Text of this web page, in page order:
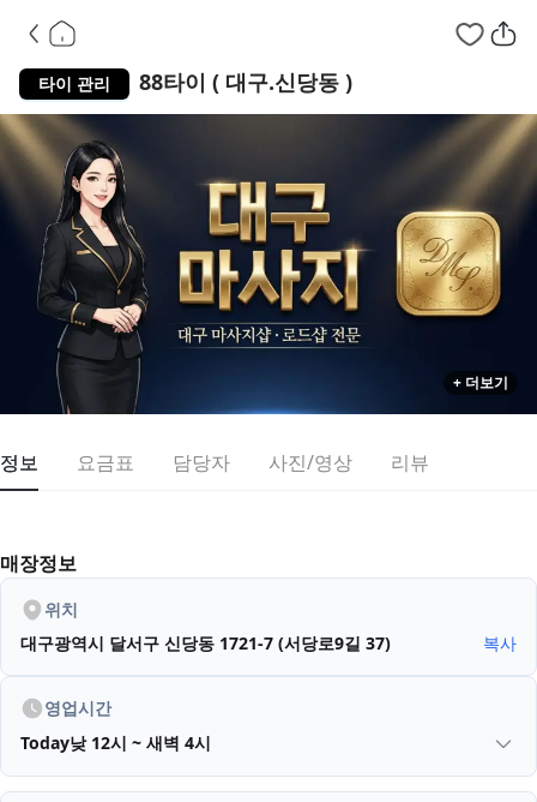
타이 관리 88타이 ( 대구.신당동 )대구 달서구 신당동
+ 더보기
정보 요금표 담당자 사진/영상 리뷰
매장정보
위치
대구광역시 달서구 신당동 1721-7 (서당로9길 37)
복사
영업시간
Today낮 12시 ~ 새벽 4시